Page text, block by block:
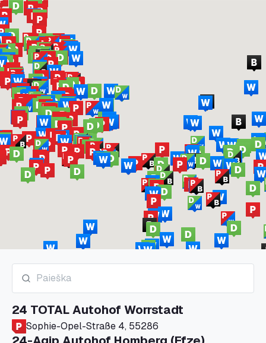
24 TOTAL Autohof Worrstadt
Sophie-Opel-Straße 4, 55286